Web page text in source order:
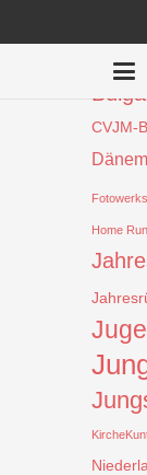
CVJM-
Home Run